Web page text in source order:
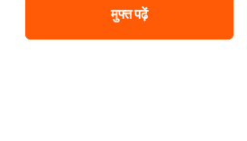
मुफ्त पढ़ें